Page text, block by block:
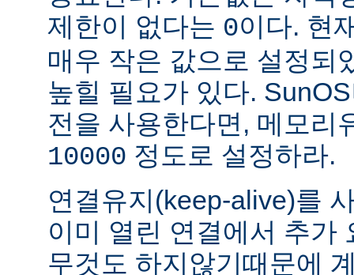
제한이 없다는 0이다. 현
매우 작은 값으로 설정되
높힐 필요가 있다.
전을 사용한다면, 메모리
10000 정도로 설정하라.
연결유지(keep-alive)를
이미 열린 연결에서 추가
무것도 하지않기때문에